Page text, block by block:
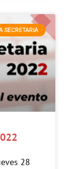
SECRETARIA
28